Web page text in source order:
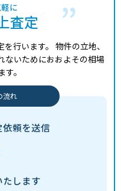
に
査定
行います。 物件の立地、
ないためにおおよその相場
。
流れ
依頼を送信
します